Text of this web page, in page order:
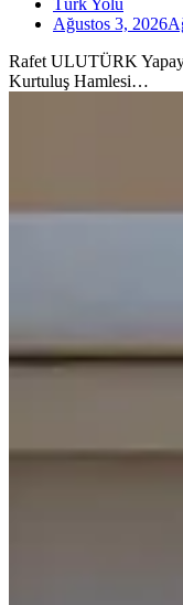
Türk Yolu
Ağustos 3, 2026
Rafet ULUTÜRK
Kurtuluş Hamlesi…